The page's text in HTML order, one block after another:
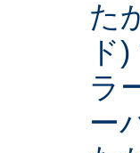
た
ド
ラ
ー